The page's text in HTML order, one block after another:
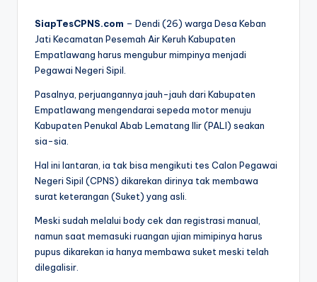
SiapTesCPNS.com – Dendi (26) warga Desa Keban
Jati Kecamatan Pesemah Air Keruh Kabupaten
Empatlawang harus mengubur mimpinya menjadi
Pegawai Negeri Sipil.
Pasalnya, perjuangannya jauh-jauh dari Kabupaten
Empatlawang mengendarai sepeda motor menuju
Kabupaten Penukal Abab Lematang Ilir (PALI) seakan
sia-sia.
Hal ini lantaran, ia tak bisa mengikuti tes Calon Pegawai
Negeri Sipil (CPNS) dikarekan dirinya tak membawa
surat keterangan (Suket) yang asli.
Meski sudah melalui body cek dan registrasi manual,
namun saat memasuki ruangan ujian mimipinya harus
pupus dikarekan ia hanya membawa suket meski telah
dilegalisir.